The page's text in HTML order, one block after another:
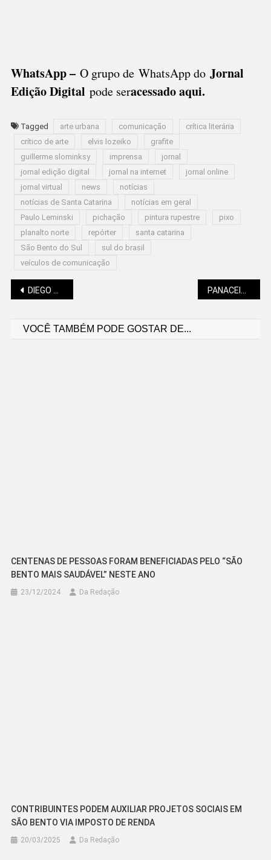
WhatsApp – O grupo de WhatsApp do Jornal
Edição Digital pode seracessado aqui.
Tagged arte urbana comunicação
crítica literária
crítico de arte
elvis lozeiko
grafite
guillerme slominksy
imprensa
jornal
jornal edição digital
jornal na internet
jornal online
jornal virtual
news
notícias
notícias de Santa Catarina
notícias em geral
Paulo Leminski
pichação pintura rupestre
pixo
planalto norte
repórter
santa catarina
São Bento do Sul
sul do brasil
veículos de comunicação
Navegação
DIEGO ANDRADE: POR QUE A DIREITA É CONTRA TAXAR OS SUPER-RICOS
VOCÊ TAMBÉM PODE GOSTAR DE...
CENTENAS DE PESSOAS FORAM BENEFICIADAS PELO “SÃO
BENTO MAIS SAUDÁVEL” NESTE ANO
23/12/2024 Da Redação
CONTRIBUINTES PODEM AUXILIAR PROJETOS SOCIAIS EM
SÃO BENTO VIA IMPOSTO DE RENDA
20/03/2025 Da Redação